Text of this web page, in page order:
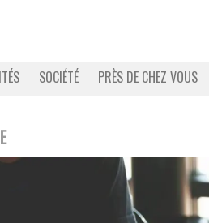
SOCIÉTÉ PRÈS DE CHEZ VOUS